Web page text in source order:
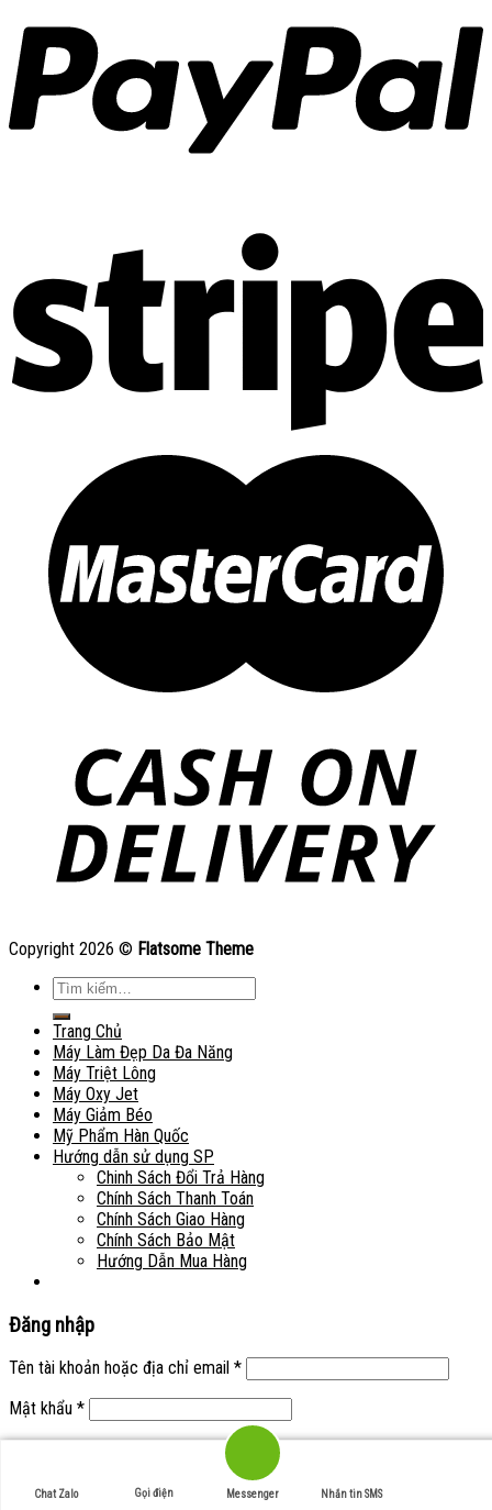
Copyright 2026 © Flatsome Theme
Tìm
kiếm:
Trang Chủ
Máy Làm Đẹp Da Đa Năng
Máy Triệt Lông
Máy Oxy Jet
Máy Giảm Béo
Mỹ Phẩm Hàn Quốc
Hướng dẫn sử dụng SP
Chinh Sách Đổi Trả Hàng
Chính Sách Thanh Toán
Chính Sách Giao Hàng
Chính Sách Bảo Mật
Hướng Dẫn Mua Hàng
Chat Zalo Gọi điện Messenger Nhắn tin SMS
Đăng nhập
Tên tài khoản hoặc địa chỉ email *
Mật khẩu *
Đăng nhập
Quên mật khẩu?